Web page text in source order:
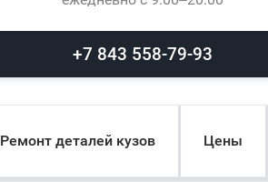
+7 843 558-79-93
Ремонт деталей кузов Цены